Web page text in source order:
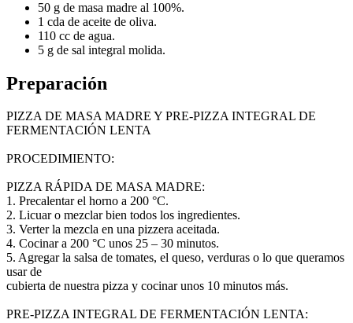
50 g de masa madre al 100%.
1 cda de aceite de oliva.
110 cc de agua.
5 g de sal integral molida.
Preparación
PIZZA DE MASA MADRE Y PRE-PIZZA INTEGRAL DE
FERMENTACIÓN LENTA
PROCEDIMIENTO:
PIZZA RÁPIDA DE MASA MADRE:
1. Precalentar el horno a 200 °C.
2. Licuar o mezclar bien todos los ingredientes.
3. Verter la mezcla en una pizzera aceitada.
4. Cocinar a 200 °C unos 25 – 30 minutos.
5. Agregar la salsa de tomates, el queso, verduras o lo que queramos
usar de
cubierta de nuestra pizza y cocinar unos 10 minutos más.
PRE-PIZZA INTEGRAL DE FERMENTACIÓN LENTA: